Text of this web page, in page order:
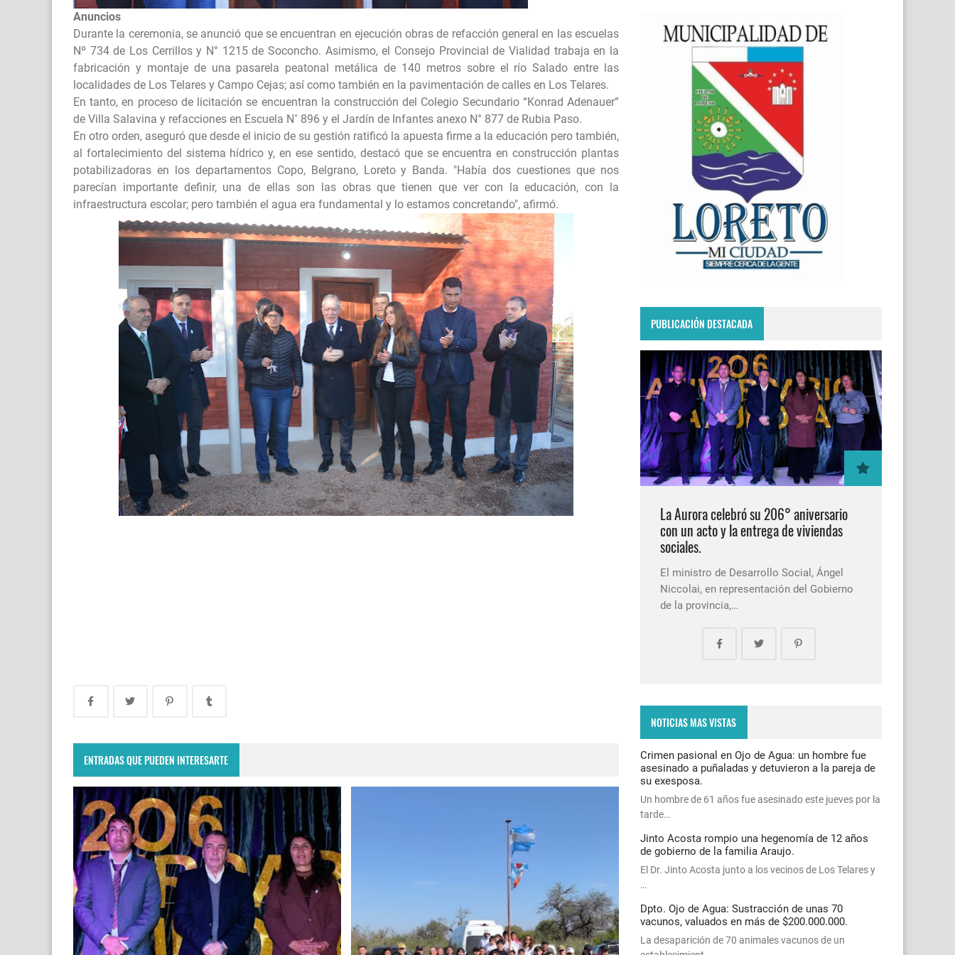
Anuncios
Durante la ceremonia, se anunció que se encuentran en ejecución obras de refacción general en las escuelas
Nº 734 de Los Cerrillos y N° 1215 de Soconcho. Asimismo, el Consejo Provincial de Vialidad trabaja en la
fabricación y montaje de una pasarela peatonal metálica de 140 metros sobre el río Salado entre las
localidades de Los Telares y Campo Cejas; así como también en la pavimentación de calles en Los Telares.
En tanto, en proceso de licitación se encuentran la construcción del Colegio Secundario “Konrad Adenauer”
de Villa Salavina y refacciones en Escuela N˚ 896 y el Jardín de Infantes anexo N° 877 de Rubia Paso.
En otro orden, aseguró que desde el inicio de su gestión ratificó la apuesta firme a la educación pero también,
al fortalecimiento del sistema hídrico y, en ese sentido, destacó que se encuentra en construcción plantas
potabilizadoras en los departamentos Copo, Belgrano, Loreto y Banda. "Había dos cuestiones que nos
parecían importante definir, una de ellas son las obras que tienen que ver con la educación, con la
infraestructura escolar; pero también el agua era fundamental y lo estamos concretando", afirmó.
ENTRADAS QUE PUEDEN INTERESARTE
PUBLICACIÓN DESTACADA
La Aurora celebró su 206° aniversario
con un acto y la entrega de viviendas
sociales.
El ministro de Desarrollo Social, Ángel
Niccolai, en representación del Gobierno
de la provincia,…
NOTICIAS MAS VISTAS
Crimen pasional en Ojo de Agua: un hombre fue
asesinado a puñaladas y detuvieron a la pareja de
su exesposa.
Un hombre de 61 años fue asesinado este jueves por la
tarde…
Jinto Acosta rompio una hegenomía de 12 años
de gobierno de la familia Araujo.
El Dr. Jinto Acosta junto a los vecinos de Los Telares y
…
Dpto. Ojo de Agua: Sustracción de unas 70
vacunos, valuados en más de $200.000.000.
La desaparición de 70 animales vacunos de un